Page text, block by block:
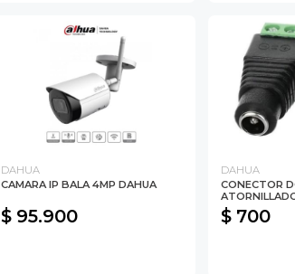
DAHUA
CAMARA IP BALA 4MP DAHUA
$ 95.900
DAHUA
CONECTOR
$ 700